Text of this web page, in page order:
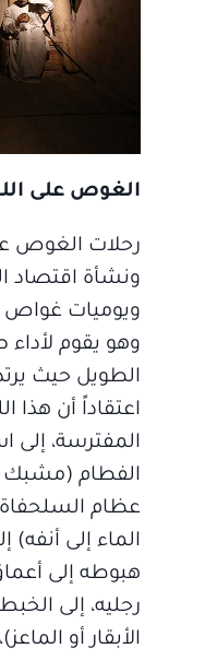
الغوص على
رحلات الغوص
ونشأة اقتصاد
ويوميات غواص
وهو يقوم لأداء
الطويل حيث
اعتقاداً أن هذا
المفترسة،
الفطام (مشبك
عظام
الماء إلى
هبوطه إلى
رجليه، إلى
الأبقار أو